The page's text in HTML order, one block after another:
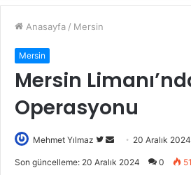
Anasayfa / Mersin
Mersin
Mersin
Operasyonu
Mehmet Yılmaz
Twitter'da
Bir
20 Aralık 2024
Son güncelleme: 20 Aralık 2024 0